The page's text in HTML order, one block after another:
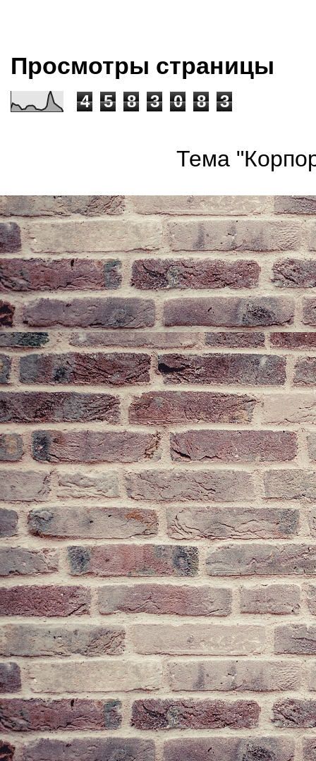
Просмотры страницы
4 5 8 3 0 8 3
Тема